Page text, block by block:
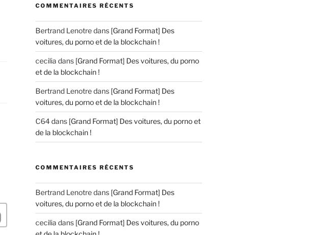
COMMENTAIRES RÉCENTS
Bertrand Lenotredans [Grand Format] Des
voitures, du porno et de la blockchain !
cecilia dans [Grand Format] Des voitures, du porno
et de la blockchain !
Bertrand Lenotredans [Grand Format] Des
voitures, du porno et de la blockchain !
C64dans [Grand Format] Des voitures, du porno et
de la blockchain !
COMMENTAIRES RÉCENTS
Bertrand Lenotredans [Grand Format] Des
voitures, du porno et de la blockchain !
cecilia dans [Grand Format] Des voitures, du porno